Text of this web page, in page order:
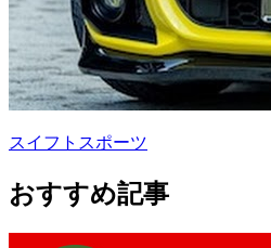
スイフトスポーツ
おすすめ記事